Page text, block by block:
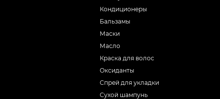
Кондиционеры
Бальзамы
Маски
Масло
Краска для волос
Оксиданты
Спрей для укладки
Сухой шампунь